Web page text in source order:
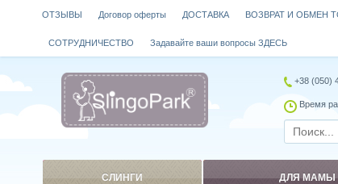
ОТЗЫВЫ Договор оферты ДОСТАВКА ВОЗВРАТ И ОБМЕН
СОТРУДНИЧЕСТВО Задавайте ваши вопросы ЗДЕСЬ
+38 (050)
Время
СЛИНГИ ДЛЯ МАМЫ